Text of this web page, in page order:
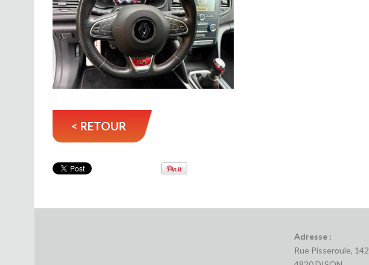
< RETOUR
Adresse :
Rue Pisseroule, 142